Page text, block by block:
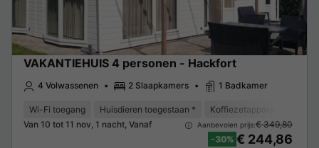
VAKANTIEHUIS 4 personen - Hackfort
4 Volwassenen 2 Slaapkamers 1 Badkamer
Wi-Fi toegang Huisdieren toegestaan * Koffiezetapparaat
Van 10 tot 11 nov, 1 nacht, Vanaf
Aanbevolen prijs:€ 349,80
-30% € 244,86